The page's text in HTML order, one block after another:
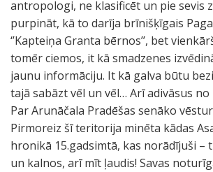
antropologi, ne klasificēt un pie sevis
purpināt, kā to darīja brīnišķīgais
‘’Kapteiņa Granta bērnos’’, bet
tomēr ciemos, it kā smadzenes
jaunu informāciju. It kā galva būtu
tajā sabāzt vēl un vēl… Arī adivāsus no
Par Arunāčala Pradēšas senāko
Pirmoreiz šī teritorija minēta kādas
hronikā 15.gadsimtā, kas norādījuši –
un kalnos, arī mīt ļaudis! Savas